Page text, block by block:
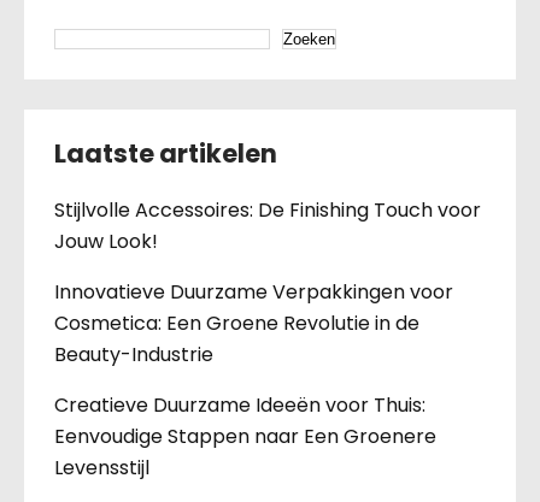
Zoeken
Laatste artikelen
Stijlvolle Accessoires: De Finishing Touch voor
Jouw Look!
Innovatieve Duurzame Verpakkingen voor
Cosmetica: Een Groene Revolutie in de
Beauty-Industrie
Creatieve Duurzame Ideeën voor Thuis:
Eenvoudige Stappen naar Een Groenere
Levensstijl